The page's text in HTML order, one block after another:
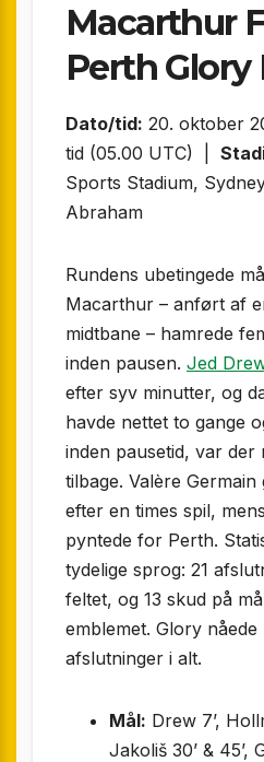
Macarthur
Perth Glory
Dato/tid: 20. oktober
tid (05.00 UTC) |
Sports Stadium,
Abraham
Rundens ubetingede
Macarthur – anført af
midtbane – hamrede
inden pausen. Jed
efter syv minutter, og
havde nettet to gange
inden pausetid, var der
tilbage. Valère
efter en times spil,
pyntede for Perth.
tydelige sprog: 21
feltet, og 13 skud på
emblemet. Glory
afslutninger i alt.
Mål: Drew 7’,
Jakoliš 30’ & 45’,